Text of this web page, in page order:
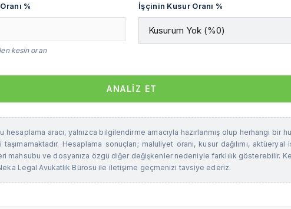
%
kesin oran
İşçinin Kusur Oranı %
ANALİZ ET
hesaplama aracı, yalnızca bilgilendirme amacıyla hazırlanmış olup herhangi bir
Hesaplama sonuçları; maluliyet oranı, kusur dağılımı, aktüeryal
mahsubu ve dosyanıza özgü diğer değişkenler nedeniyle farklılık gösterebilir.
Legal Avukatlık Bürosu ile iletişime geçmenizi tavsiye ederiz.